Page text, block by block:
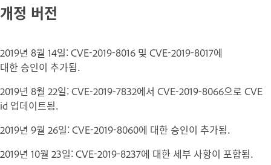
개정 버전
2019년 8월 14일: CVE-2019-8016 및 CVE-2019-8017에
대한 승인이 추가됨.
2019년 8월 22일: CVE-2019-7832에서 CVE-2019-8066으로 CVE
id 업데이트됨.
2019년 9월 26일: CVE-2019-8060에 대한 승인이 추가됨.
2019년 10월 23일: CVE-2019-8237에 대한 세부 사항이 포함됨.